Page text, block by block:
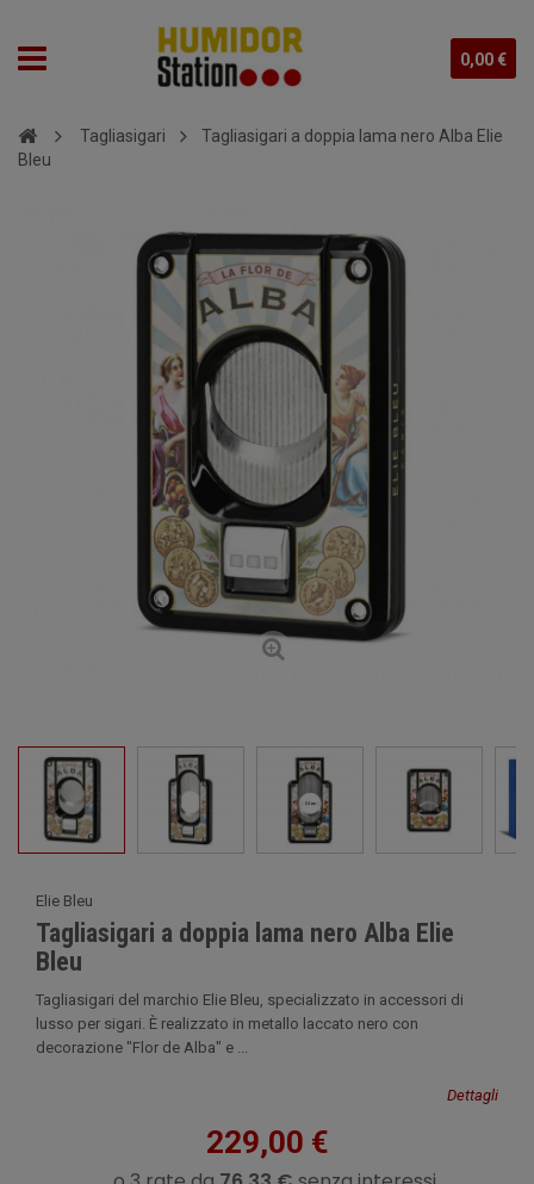
0,00 €
Tagliasigari
Tagliasigari a doppia lama nero Alba Elie
Bleu
Elie Bleu
Tagliasigari a doppia lama nero Alba Elie
Bleu
Tagliasigari del marchio Elie Bleu, specializzato in accessori di
lusso per sigari. È realizzato in metallo laccato nero con
decorazione "Flor de Alba" e ...
Dettagli
229,00 €